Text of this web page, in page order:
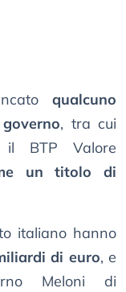
qualcuno
, tra cui
BTP Valore
un titolo di
italiano hanno
di euro, e
Meloni di